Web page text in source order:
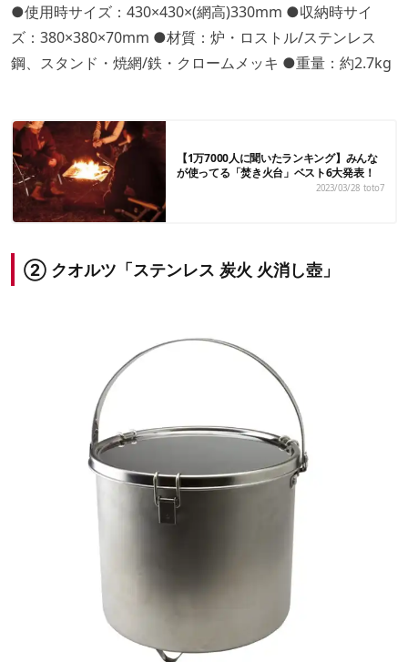
●使用時サイズ：430×430×(網高)330mm ●収納時サイ
ズ：380×380×70mm ●材質：炉・ロストル/ステンレス
鋼、スタンド・焼網/鉄・クロームメッキ ●重量：約2.7kg
【1万7000人に聞いたランキング】みんな
が使ってる「焚き火台」ベスト6大発表！
2023/03/28 toto7
② クオルツ「ステンレス 炭火 火消し壺」